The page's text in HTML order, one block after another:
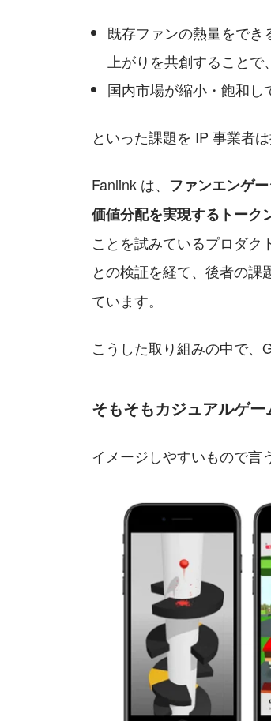
既存ファンの熱量をでき
上がりを共創すること
国内市場が縮小・飽和
といった課題を IP 事業者は
Fanlink は、 ファンエンゲ
価値分配を実現するトーク
ことを試みているプロダク
との検証を経て、後者の課
ています。
こうした取り組みの中で、
そもそもカジュアルゲー
イメージしやすいもので言